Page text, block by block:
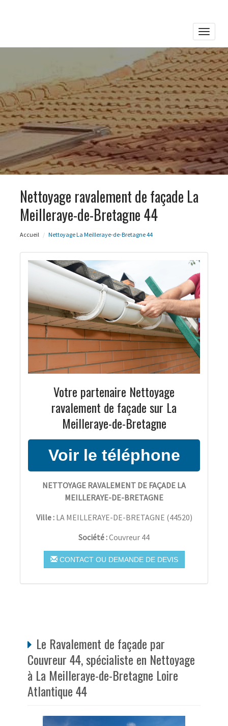
Toggle
Nettoyage ravalement de façade La
Meilleraye-de-Bretagne 44
Accueil Nettoyage La Meilleraye-de-Bretagne 44
Votre partenaire Nettoyage
ravalement de façade sur La
Meilleraye-de-Bretagne
NETTOYAGE RAVALEMENT DE FAÇADE LA
MEILLERAYE-DE-BRETAGNE
Ville : LA MEILLERAYE-DE-BRETAGNE (44520)
Société :Couvreur 44
CONTACT OU DEMANDE DE DEVIS
Le Ravalement de façade par
Couvreur 44, spécialiste en Nettoyage
à La Meilleraye-de-Bretagne Loire
Atlantique 44